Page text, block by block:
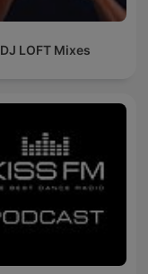
DJ LOFT Mixes